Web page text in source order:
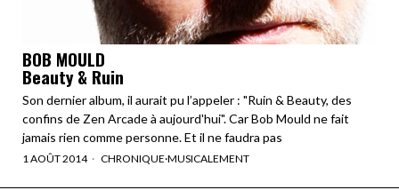
BOB MOULD
Beauty & Ruin
Son dernier album, il aurait pu l’appeler : "Ruin & Beauty, des
confins de Zen Arcade à aujourd'hui". Car Bob Mould ne fait
jamais rien comme personne. Et il ne faudra pas
1 AOÛT 2014 CHRONIQUE·MUSICALEMENT